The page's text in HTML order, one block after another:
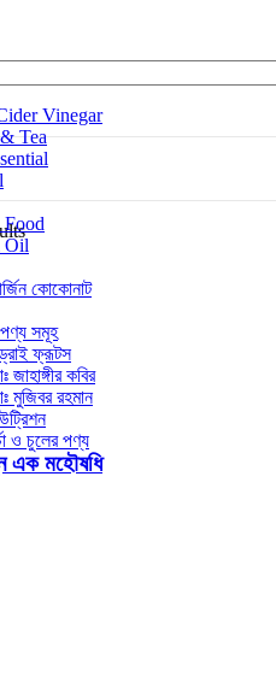
Vinegar
Tea
Food
Oil
কোকোনাট
পণ্য সমূহ
ফ্রূটস
জাহাঙ্গীর কবির
মুজিবর রহমান
ও চুলের পণ্য
মহৌষধি